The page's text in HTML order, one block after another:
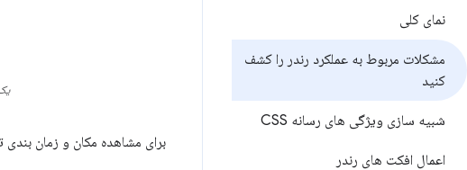
نمای کلی
مشکلات مربوط به عملکرد رندر را کشف
کنید
شبیه سازی ویژگی های رسانه CSS
اعمال افکت های رندر
برای مشاهده مکان و زمان